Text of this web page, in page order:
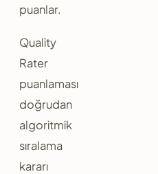
puanlar.
Quality
Rater
puanlaması
doğrudan
algoritmik
sıralama
kararı